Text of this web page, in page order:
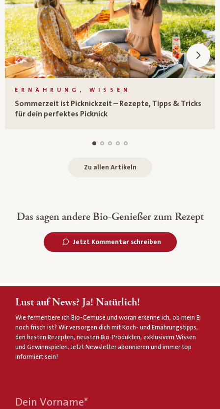
ERNÄHRUNG, WISSEN
Sommerzeit ist Picknickzeit – Rezepte, Tipps & Tricks
für dein perfektes Picknick
Zu allen Artikeln
Das sagen andere Bio-Genießer zum Rezept
Jetzt Kommentar schreiben
Lust auf News? Ja! Natürlich!
Wie fermentiere ich Bio-Gemüse und woran erkenne ich, ob mein Ei
noch frisch ist? Wir versorgen dich mit Koch- und Ernährungstipps,
den besten Rezepten, neusten Bio-Produkten, exklusivem Wissen
und Gewinnspielen. Jetzt Newsletter abonnieren und immer top
informiert sein!
Dein Vorname*